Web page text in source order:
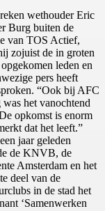
wethouder Eric
Burg buiten de
van TOS Actief,
zojuist de in groten
opgekomen leden en
pers heeft
“Ook bij AFC
was het vanochtend
opkomst is enorm
dat het leeft.”
jaar geleden
de KNVB, de
Amsterdam en het
deel van de
in de stad het
‘Samenwerken